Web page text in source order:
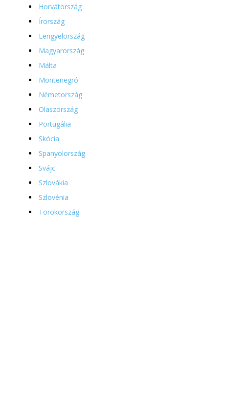
Horvátország
Írország
Lengyelország
Magyarország
Málta
Montenegró
Németország
Olaszország
Portugália
Skócia
Spanyolország
Svájc
Szlovákia
Szlovénia
Törökország